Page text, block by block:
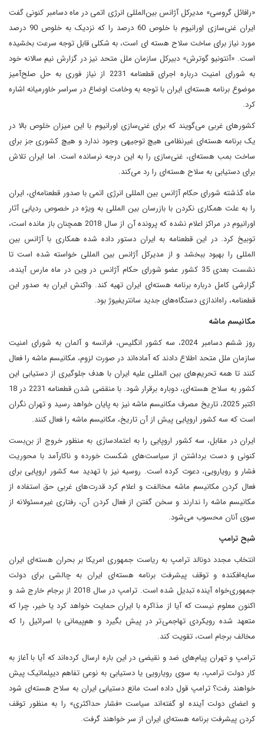
«رافائل گروسی» مدیرکل آژانس بین‌المللی انرژی اتمی در ماه دسامبر کنونی گفت
ایران غنی‌سازی اورانیوم با خلوص 60 درصد را که نزدیک به خلوص 90 درصد
مورد نیاز برای ساخت سلاح هسته ای است، به شکلی قابل توجه سرعت بخشیده
است. «آنتونیو گوترش» دبیرکل سازمان ملل متحد نیز در گزارش نیم سالانه خود
به شورای امنیت درباره اجرای قطعنامه 2231 از نیاز فوری به حل صلح‌آمیز
موضوع برنامه هسته‌ای ایران با توجه به وخامت اوضاع در سراسر خاورمیانه اشاره
کرد.
کشورهای غربی می‌گویند که برای غنی‌سازی اورانیوم با این میزان خلوص بالا در
یک برنامه هسته‌ای غیرنظامی هیچ توجیهی وجود ندارد و هیچ کشوری جز برای
ساخت بمب هسته‌ای، غنی‌سازی را به این درجه نرسانده است. اما ایران تلاش
برای دستیابی به سلاح هسته‌ای را رد می‌کند.
ماه گذشته شورای حکام آژانس بین المللی انرژی اتمی با صدور قطعنامه‌ای، ایران
را به علت همکاری نکردن با بازرسان بین المللی به ویژه در خصوص ردیابی آثار
اورانیوم در مراکز اعلام نشده که پرونده آن از سال 2018 همچنان باز مانده است،
توبیخ کرد. در این قطعنامه به ایران دستور داده شده همکاری با آژانس بین
المللی را بهبود ببخشد و از مدیرکل آژانس بین المللی خواسته شده است تا
نشست بعدی 35 کشور عضو شورای حکام آژانس در وین در ماه مارس آینده،
گزارشی کامل درباره برنامه هسته‌ای ایران تهیه کند. واکنش ایران به صدور این
قطعنامه، راه‌اندازی دستگاه‌های جدید سانتریفیوژ بود.
مکانیسم ماشه
روز ششم دسامبر 2024، سه کشور انگلیس، فرانسه و آلمان به شورای امنیت
سازمان ملل متحد اطلاع دادند که آماده‌اند در صورت لزوم، مکانیسم ماشه را فعال
کنند تا همه تحریم‌های بین المللی علیه ایران با هدف جلوگیری از دستیابی این
کشور به سلاح هسته‌ای، دوباره برقرار شود. با منقضی شدن قطعنامه 2231 در 18
اکتبر 2025، تاریخ مصرف مکانیسم ماشه نیز به پایان خواهد رسید و تهران نگران
است که سه کشور اروپایی پیش از آن تاریخ، مکانیسم ماشه را فعال کنند.
ایران در مقابل، سه کشور اروپایی را به اعتمادسازی به منظور خروج از بن‌بست
کنونی و دست برداشتن از سیاست‌های شکست خورده و ناکارآمد با محوریت
فشار و رویارویی، دعوت کرده است. روسیه نیز با تهدید سه کشور اروپایی برای
فعال کردن مکانیسم ماشه مخالفت و اعلام کرد قدرت‌های غربی حق استفاده از
مکانیسم ماشه را ندارند و سخن گفتن از فعال کردن آن، رفتاری غیرمسئولانه از
سوی آنان محسوب می‌شود.
شبح ترامپ
انتخاب مجدد دونالد ترامپ به ریاست جمهوری امریکا بر بحران هسته‌ای ایران
سایه‌افکنده و توقف پیشرفت برنامه هسته‌ای ایران به چالشی برای دولت
جمهوری‌خواه آینده تبدیل شده است. ترامپ در سال 2018 از برجام خارج شد و
اکنون معلوم نیست که آیا از مذاکره با ایران حمایت خواهد کرد یا خیر، چرا که
متعهد شده رویکردی تهاجمی‌تر در پیش بگیرد و هم‌پیمانی با اسرائیل را که
مخالف برجام است، تقویت کند.
ترامپ و تهران پیام‌های ضد و نقیضی در این باره ارسال کرده‌اند که آیا با آغاز به
کار دولت ترامپ، به سوی رویارویی یا دستیابی به نوعی تفاهم دیپلماتیک پیش
خواهند رفت؟ ترامپ قول داده است مانع دستیابی ایران به سلاح هسته‌ای شود
و اعضای دولت آینده او گفته‌اند سیاست «فشار حداکثری» را به منظور توقف
کردن پیشرفت برنامه هسته‌ای ایران از سر خواهند گرفت.